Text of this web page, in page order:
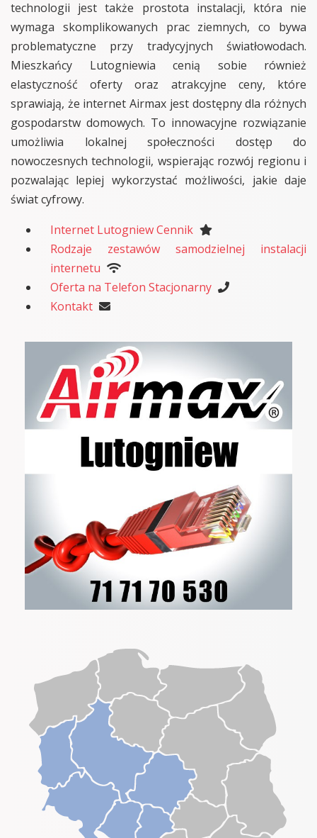
technologii jest także prostota instalacji, która nie
wymaga skomplikowanych prac ziemnych, co bywa
problematyczne przy tradycyjnych światłowodach.
Mieszkańcy Lutogniewia cenią sobie również
elastyczność oferty oraz atrakcyjne ceny, które
sprawiają, że internet Airmax jest dostępny dla różnych
gospodarstw domowych. To innowacyjne rozwiązanie
umożliwia lokalnej społeczności dostęp do
nowoczesnych technologii, wspierając rozwój regionu i
pozwalając lepiej wykorzystać możliwości, jakie daje
świat cyfrowy.
Internet Lutogniew Cennik
Rodzaje zestawów samodzielnej instalacji
internetu
Oferta na Telefon Stacjonarny
Kontakt